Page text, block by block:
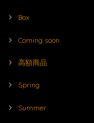
Box
Coming soon
高額商品
Spring
Summer